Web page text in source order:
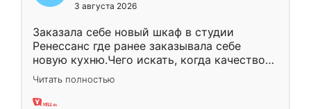
3 августа 2026
Заказала себе новый шкаф в студии
Ренессанс где ранее заказывала себе
новую кухню.Чего искать, когда качеством
вполне довольна. Служит кухня уже почти
два года, нареканий нет.
Читать полностью